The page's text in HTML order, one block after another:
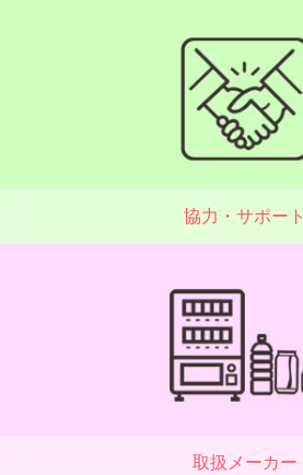
協力・サポート
取扱メーカー